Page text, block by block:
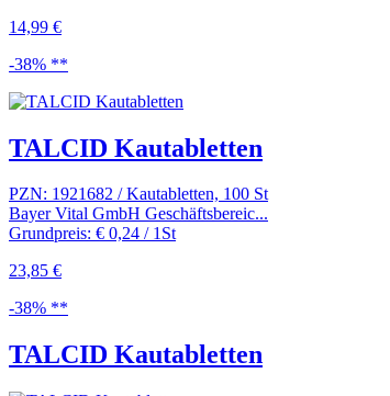
14,99 €
-38% **
TALCID Kautabletten
PZN: 1921682 / Kautabletten, 100 St
Bayer Vital GmbH Geschäftsbereic...
Grundpreis: € 0,24 / 1St
23,85 €
-38% **
TALCID Kautabletten